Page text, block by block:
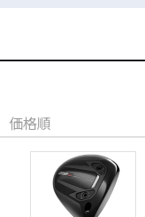
価格順